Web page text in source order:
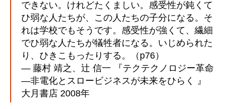
できない。けれどたくましい。感受性が鈍くて
ひ弱な人たちが、この人たちの子分になる。そ
れは学校でもそうです。感受性が強くて、繊細
でひ弱な人たちが犠牲者になる。いじめられた
り、ひきこもったりする。（p76）
― 藤村 靖之、辻 信一 『テクテクノロジー革命
―非電化とスロービジネスが未来をひらく 』
大月書店 2008年